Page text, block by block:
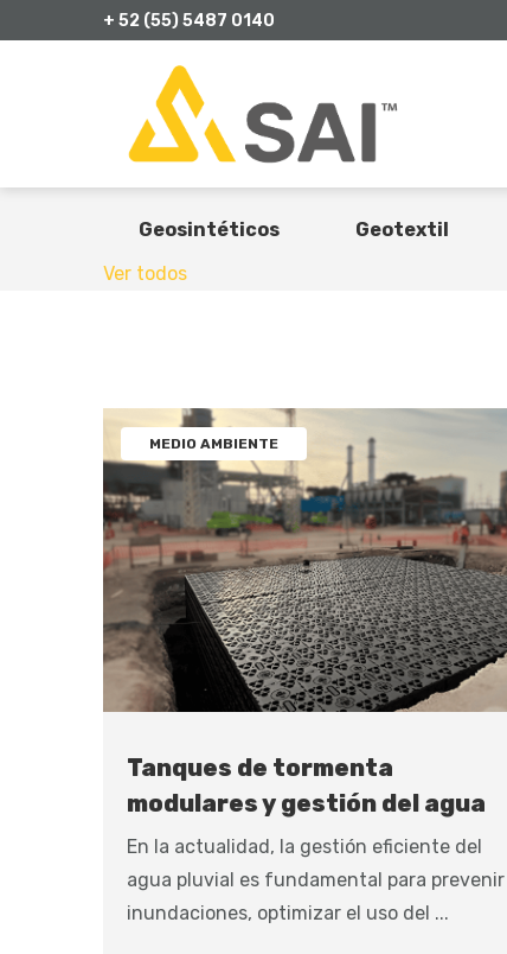
+ 52 (55) 5487 0140
Geosintéticos Geotextil
Ver todos
MEDIO AMBIENTE
Tanques de tormenta
modulares y gestión del agua
En la actualidad, la gestión eficiente del
agua pluvial es fundamental para prevenir
inundaciones, optimizar el uso del ...